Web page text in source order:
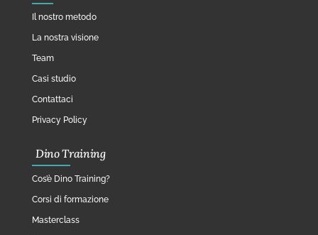
Il nostro metodo
La nostra visione
Team
Casi studio
Contattaci
Privacy Policy
Dino Training
Cos’è Dino Training?
Corsi di formazione
Masterclass